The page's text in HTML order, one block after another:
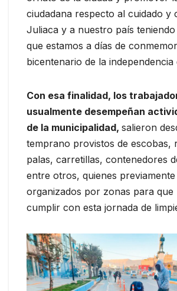
ciudadana respecto al cuidado y
Juliaca y a nuestro país
que estamos a días de
bicentenario de la independencia
Con esa finalidad, los
usualmente desempeñan
de la municipalidad, salieron
temprano provistos de escobas,
palas, carretillas, contenedores
entre otros, quienes
organizados por zonas para que
cumplir con esta jornada de